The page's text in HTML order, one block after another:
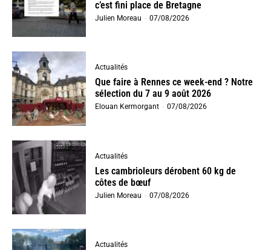
c’est fini place de Bretagne
Julien Moreau - 07/08/2026
Actualités
Que faire à Rennes ce week-end ? Notre
sélection du 7 au 9 août 2026
Elouan Kermorgant - 07/08/2026
Actualités
Les cambrioleurs dérobent 60 kg de
côtes de bœuf
Julien Moreau - 07/08/2026
Actualités